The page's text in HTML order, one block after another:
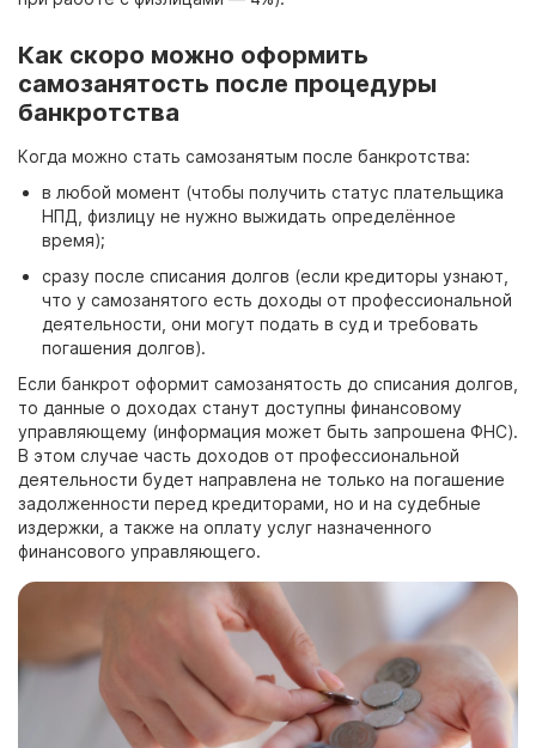
Как скоро можно оформить
самозанятость после процедуры
банкротства
Когда можно стать самозанятым после банкротства:
в любой момент (чтобы получить статус плательщика
НПД, физлицу не нужно выжидать определённое
время);
сразу после списания долгов (если кредиторы узнают,
что у самозанятого есть доходы от профессиональной
деятельности, они могут подать в суд и требовать
погашения долгов).
Если банкрот оформит самозанятость до списания долгов,
то данные о доходах станут доступны финансовому
управляющему (информация может быть запрошена ФНС).
В этом случае часть доходов от профессиональной
деятельности будет направлена не только на погашение
задолженности перед кредиторами, но и на судебные
издержки, а также на оплату услуг назначенного
финансового управляющего.